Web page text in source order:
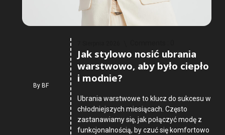
ByBF
Jak stylowo nosić ubrania
warstwowo, aby było ciepło
i modnie?
Ubrania warstwowe to klucz do sukcesu w
chłodniejszych miesiącach. Często
zastanawiamy się, jak połączyć modę z
funkcjonalnością, by czuć się komfortowo